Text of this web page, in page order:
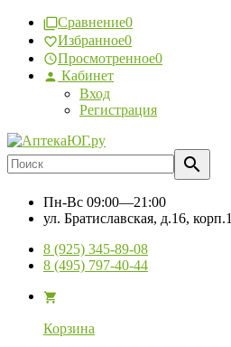
Сравнение0
Избранное0
Просмотренное0
Кабинет
Вход
Регистрация
Пн-Вс 09:00—21:00
ул. Братиславская, д.16, корп.1
8 (925) 345-89-08
8 (495) 797-40-44
Корзина